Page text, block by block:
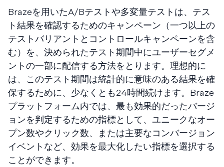
Brazeを用いたA/Bテストや多変量テストは、テス
ト結果を確認するためのキャンペーン（一つ以上の
テストバリアントとコントロールキャンペーンを含
む）を、決められたテスト期間中にユーザーセグメ
ントの一部に配信する方法をとります。理想的に
は、このテスト期間は統計的に意味のある結果を確
保するために、少なくとも24時間続けます。Braze
プラットフォーム内では、最も効果的だったバージ
ョンを判定するための指標として、ユニークなオー
プン数やクリック数、または主要なコンバージョン
イベントなど、効果を最大化したい指標を選択する
ことができます。